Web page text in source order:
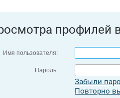
профилей
Имя пользователя:
Пароль:
Забыли
Повторно